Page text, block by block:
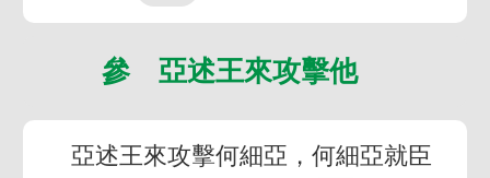
參 亞述王來攻擊他
亞述王來攻擊何細亞，何細亞就臣